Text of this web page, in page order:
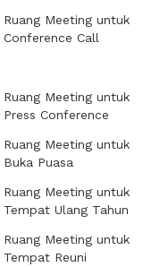
Ruang Meeting untuk
Conference Call
Ruang Meeting untuk
Press Conference
Ruang Meeting untuk
Buka Puasa
Ruang Meeting untuk
Tempat Ulang Tahun
Ruang Meeting untuk
Tempat Reuni